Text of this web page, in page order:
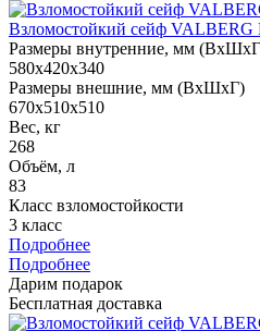
Взломостойкий сейф
Размеры внутренние, мм
580x420x340
Размеры внешние, мм (ВхШхГ)
670x510x510
Вес, кг
268
Объём, л
83
Класс взломостойкости
3 класс
Подробнее
Подробнее
Дарим подарок
Бесплатная доставка